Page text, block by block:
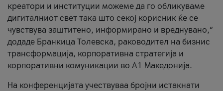
креатори и институции можеме да го обликуваме
дигиталниот свет така што секој корисник ќе се
чувствува заштитено, информирано и вреднувано,“
додаде Бранкица Толевска, раководител на бизнис
трансформација, корпоративна стратегија и
корпоративни комуникации во А1 Македонија.
На конференцијата учествуваа бројни истакнати